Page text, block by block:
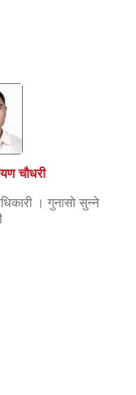
चाैधरी
। गुनासो सुन्ने